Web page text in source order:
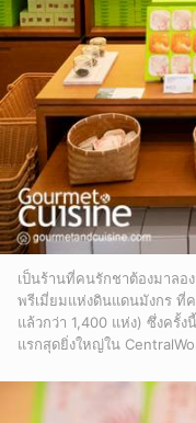
เป็นร้านที่คนรักชาต้องมาลอ
พรีเมี่ยมแห่งดินแดนมังกร ที่
แล้วกว่า 1,400 แห่ง) ซึ่งครั้
แรกสุดยิ่งใหญ่ใน